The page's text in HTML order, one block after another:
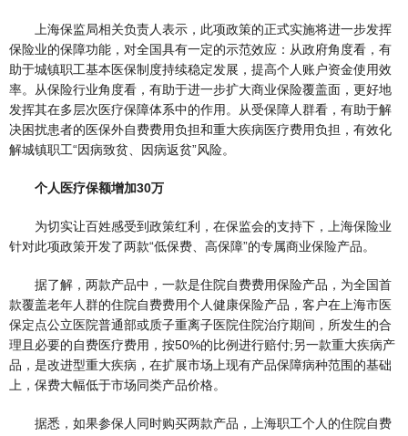
上海保监局相关负责人表示，此项政策的正式实施将进一步发挥
保险业的保障功能，对全国具有一定的示范效应：从政府角度看，有
助于城镇职工基本医保制度持续稳定发展，提高个人账户资金使用效
率。从保险行业角度看，有助于进一步扩大商业保险覆盖面，更好地
发挥其在多层次医疗保障体系中的作用。从受保障人群看，有助于解
决困扰患者的医保外自费费用负担和重大疾病医疗费用负担，有效化
解城镇职工“因病致贫、因病返贫”风险。
个人医疗保额增加30万
为切实让百姓感受到政策红利，在保监会的支持下，上海保险业
针对此项政策开发了两款“低保费、高保障”的专属商业保险产品。
据了解，两款产品中，一款是住院自费费用保险产品，为全国首
款覆盖老年人群的住院自费费用个人健康保险产品，客户在上海市医
保定点公立医院普通部或质子重离子医院住院治疗期间，所发生的合
理且必要的自费医疗费用，按50%的比例进行赔付;另一款重大疾病产
品，是改进型重大疾病，在扩展市场上现有产品保障病种范围的基础
上，保费大幅低于市场同类产品价格。
据悉，如果参保人同时购买两款产品，上海职工个人的住院自费